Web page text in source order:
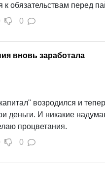
к обязательствам перед
0
вновь заработала
возродился и
деньги. И никакие
процветания.
0